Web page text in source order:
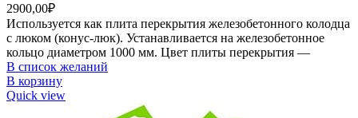
2900,00₽
Используется как плита перекрытия железобетонного колодца
с люком (конус-люк). Устанавливается на железобетонное
кольцо диаметром 1000 мм. Цвет плиты перекрытия —
В список желаний
В корзину
Quick view